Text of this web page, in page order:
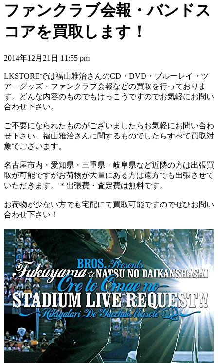
ファンクラブ会報・バンドス
コアを買取します！
2014年12月21日 11:55 pm
LKSTOREでは福山雅治さんのCD・DVD・ブルーレイ・ツ
アーグッズ・ファンクラブ会報などの買取を行っておりま
す。どんな内容のものでもけっこうですのでお気軽にお問い
合わせ下さい。
ご不要になられたものがございましたらお気軽にお問い合わ
せ下さい。福山雅治さんに関するものでしたらすべて買取対
象でございます。
名古屋市内・愛知県・三重県・岐阜県など近隣の方は出張買
取が可能ですがお荷物が大量にある方は遠方でも出張させて
いただきます。＊出張費・査定費は無料です。
お荷物が少ない方でも宅配にて買取可能ですのでぜひお問い
合わせ下さい！